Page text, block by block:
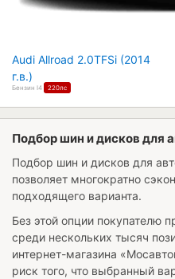
Audi Allroad 2.0TFSi (2014
г.в.)
Бензин I4 220лс
Подбор шин и дисков для
Подбор шин и дисков для
позволяет многократно
подходящего варианта.
Без этой опции покупателю
среди нескольких тысяч
интернет-магазина
риск того, что выбранный